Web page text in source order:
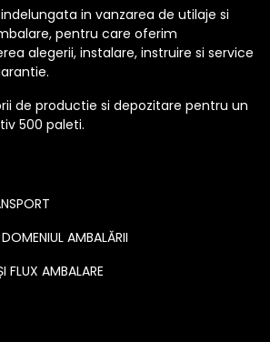
in vanzarea de utilaje si
pentru care oferim
alegerii, instalare, instruire si service
de productie si depozitare pentru un
500 paleti.
AMBALĂRII
FLUX AMBALARE